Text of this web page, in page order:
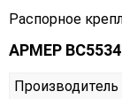
Распорное
АРМЕР
Производитель